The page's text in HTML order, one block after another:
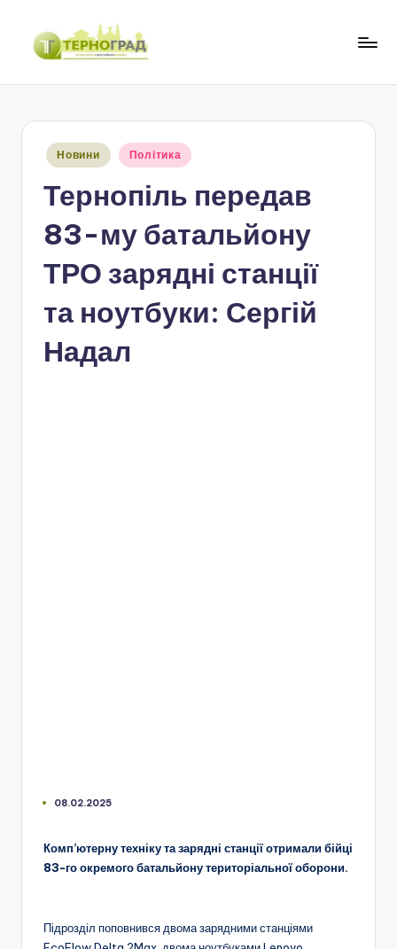
Перейти
Опубліковано
Новини Політика
Тернопіль передав
83-му батальйону
ТРО зарядні станції
та ноутбуки: Сергій
Надал
08.02.2025
Комп’ютерну техніку та зарядні станції отримали бійці
83-го окремого батальйону територіальної оборони.
Підрозділ поповнився двома зарядними станціями